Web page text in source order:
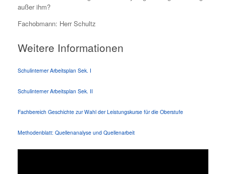
außer ihm?
Fachobmann: Herr Schultz
Weitere Informationen
Schulinterner Arbeitsplan Sek. I
Schulinterner Arbeitsplan Sek. II
Fachbereich Geschichte zur Wahl der Leistungskurse für die Oberstufe
Methodenblatt: Quellenanalyse und Quellenarbeit